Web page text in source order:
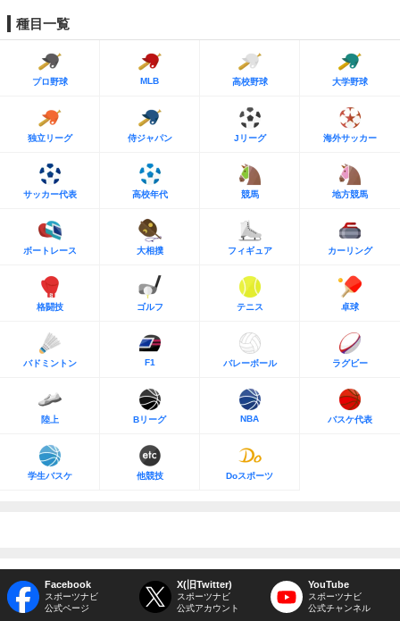
種目一覧
プロ野球 MLB 高校野球 大学野球
独立リーグ 侍ジャパン Jリーグ 海外サッカー
サッカー代表 高校年代 競馬 地方競馬
ボートレース 大相撲 フィギュア カーリング
格闘技 ゴルフ テニス 卓球
バドミントン F1 バレーボール ラグビー
陸上 Bリーグ NBA バスケ代表
学生バスケ 他競技 Doスポーツ
Facebook
スポーツナビ
公式ページ
X(旧Twitter)
スポーツナビ
公式アカウント
YouTube
スポーツナビ
公式チャンネル